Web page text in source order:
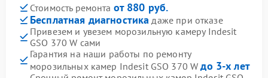
Стоимость ремонта от 880 руб.
Бесплатная диагностика даже при отказе
Привезем и увезем морозильную камеру Indesit
GSO 370 W сами
Гарантия на наши работы по ремонту
морозильных камер Indesit GSO 370 Wдо 3-х лет